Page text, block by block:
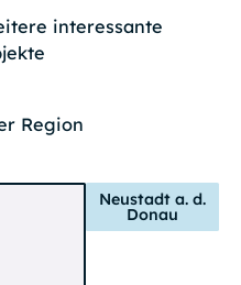
interessante
Region
Neustadt a. d.
Donau